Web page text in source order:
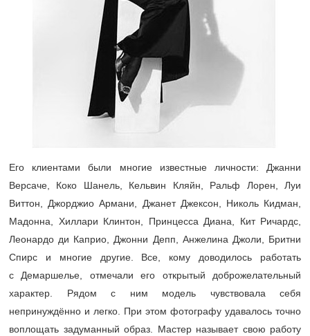
Его клиентами были многие известные личности: Джанни
Версаче, Коко Шанель, Кельвин Кляйн, Ральф Лорен, Луи
Виттон, Джорджио Армани, Джанет Джексон, Николь Кидман,
Мадонна, Хиллари Клинтон, Принцесса Диана, Кит Ричардс,
Леонардо ди Каприо, Джонни Депп, Анжелина Джоли, Бритни
Спирс и многие другие. Все, кому доводилось работать
с Демаршелье, отмечали его открытый доброжелательный
характер. Рядом с ним модель чувствовала себя
непринуждённо и легко. При этом фотографу удавалось точно
воплощать задуманный образ. Мастер называет свою работу